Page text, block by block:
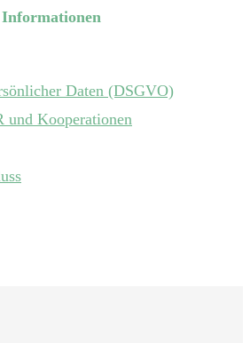
Informationen
Daten (DSGVO)
und Kooperationen